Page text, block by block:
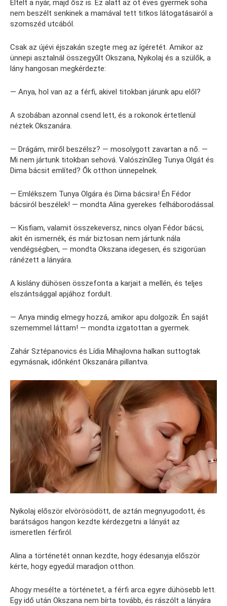
Eltelt a nyár, majd ősz is. Ez alatt az öt éves gyermek soha
nem beszélt senkinek a mamával tett titkos látogatásairól a
szomszéd utcából.
Csak az újévi éjszakán szegte meg az ígéretét. Amikor az
ünnepi asztalnál összegyűlt Okszana, Nyikolaj és a szülők, a
lány hangosan megkérdezte:
— Anya, hol van az a férfi, akivel titokban járunk apu elől?
A szobában azonnal csend lett, és a rokonok értetlenül
néztek Okszanára.
— Drágám, miről beszélsz? — mosolygott zavartan a nő. —
Mi nem jártunk titokban sehová. Valószínűleg Tunya Olgát és
Dima bácsit említed? Ők otthon ünnepelnek.
— Emlékszem Tunya Olgára és Dima bácsira! Én Fédor
bácsiról beszélek! — mondta Alina gyerekes felháborodással.
— Kisfiam, valamit összekeversz, nincs olyan Fédor bácsi,
akit én ismernék, és már biztosan nem jártunk nála
vendégségben, — mondta Okszana idegesen, és szigorúan
ránézett a lányára.
A kislány dühösen összefonta a karjait a mellén, és teljes
elszántsággal apjához fordult.
— Anya mindig elmegy hozzá, amikor apu dolgozik. Én saját
szememmel láttam! — mondta izgatottan a gyermek.
Zahár Sztépanovics és Lídia Mihajlovna halkan suttogtak
egymásnak, időnként Okszanára pillantva.
Nyikolaj először elvörösödött, de aztán megnyugodott, és
barátságos hangon kezdte kérdezgetni a lányát az
ismeretlen férfiról.
Alina a történetét onnan kezdte, hogy édesanyja először
kérte, hogy egyedül maradjon otthon.
Ahogy mesélte a történetet, a férfi arca egyre dühösebb lett.
Egy idő után Okszana nem bírta tovább, és rászólt a lányára